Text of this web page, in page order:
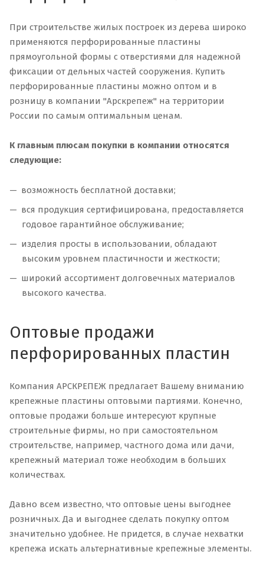
При строительстве жилых построек из дерева широко
применяются перфорированные пластины
прямоугольной формы с отверстиями для надежной
фиксации от дельных частей сооружения. Купить
перфорированные пластины можно оптом и в
розницу в компании "Арскрепеж" на территории
России по самым оптимальным ценам.
К главным плюсам покупки в компании относятся
следующие:
возможность бесплатной доставки;
вся продукция сертифицирована, предоставляется
годовое гарантийное обслуживание;
изделия просты в использовании, обладают
высоким уровнем пластичности и жесткости;
широкий ассортимент долговечных материалов
высокого качества.
Оптовые продажи
перфорированных пластин
Компания АРСКРЕПЕЖ предлагает Вашему вниманию
крепежные пластины оптовыми партиями. Конечно,
оптовые продажи больше интересуют крупные
строительные фирмы, но при самостоятельном
строительстве, например, частного дома или дачи,
крепежный материал тоже необходим в больших
количествах.
Давно всем известно, что оптовые цены выгоднее
розничных. Да и выгоднее сделать покупку оптом
значительно удобнее. Не придется, в случае нехватки
крепежа искать альтернативные крепежные элементы.